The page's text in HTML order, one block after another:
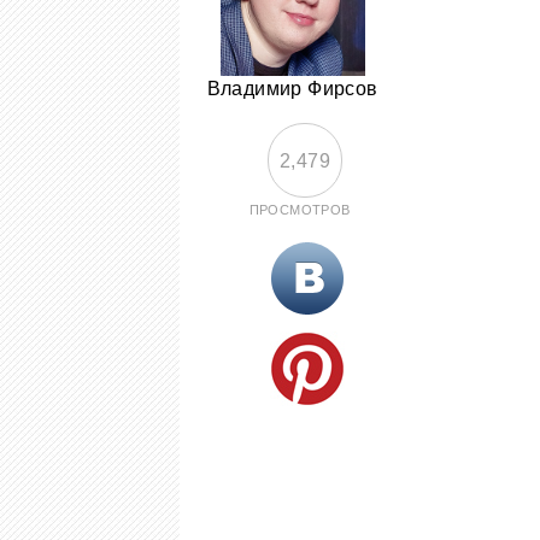
Владимир Фирсов
2,479
ПРОСМОТРОВ